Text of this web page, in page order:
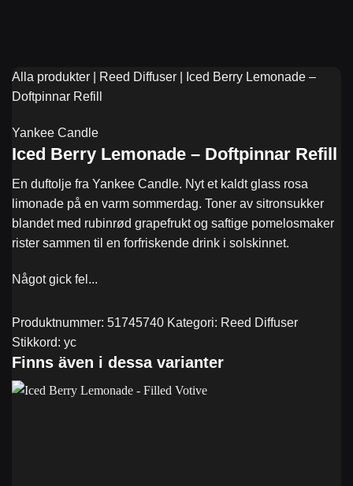
Alla produkter Reed Diffuser
Iced Berry Lemonade –
Doftpinnar Refill
Yankee Candle
Iced Berry Lemonade – Doftpinnar Refill
En duftolje fra Yankee Candle. Nyt et kaldt glass rosa
limonade på en varm sommerdag. Toner av sitronsukker
blandet med rubinrød grapefrukt og saftige pomelosmaker
rister sammen til en forfriskende drink i solskinnet.
Produktnummer: 51745740 Kategori: Reed Diffuser
Stikkord: yc
Finns även i dessa varianter